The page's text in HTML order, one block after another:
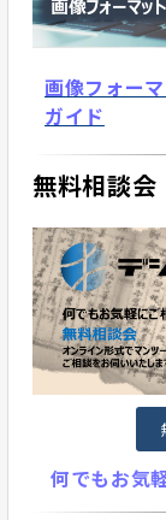
画像フォー
ガイド
無料相談会
何でもお気